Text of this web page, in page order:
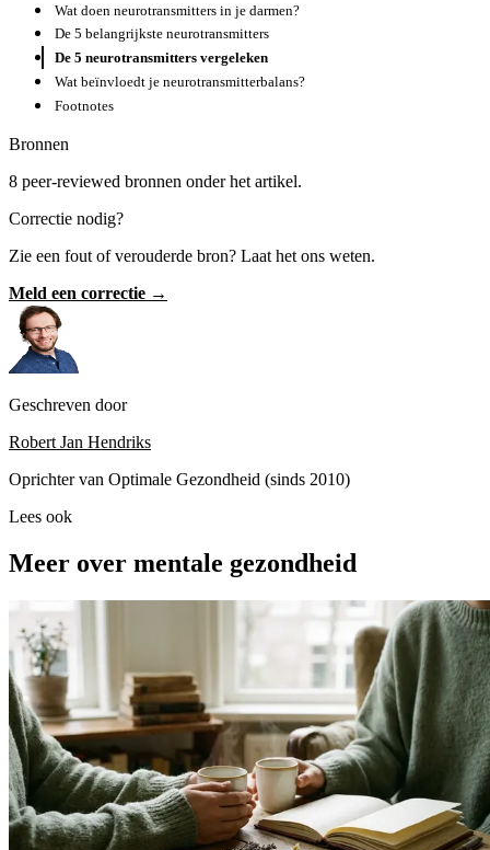
Wat doen neurotransmitters in je darmen?
De 5 belangrijkste neurotransmitters
De 5 neurotransmitters vergeleken
Wat beïnvloedt je neurotransmitterbalans?
Footnotes
Bronnen
8 peer-reviewed bronnen onder het artikel.
Correctie nodig?
Zie een fout of verouderde bron? Laat het ons weten.
Meld een correctie →
Geschreven door
Robert Jan Hendriks
Oprichter van Optimale Gezondheid (sinds 2010)
Lees ook
Meer over mentale gezondheid